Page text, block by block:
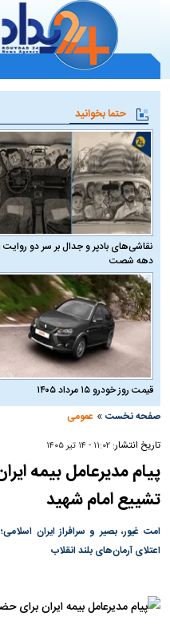
حتما بخوانید
نقاشی‌های بادپر و جدال بر سر دو روایت
دهه شصت
قیمت روز خودرو ۱۵ مرداد ۱۴۰۵
صفحه نخست » عمومی
تاریخ انتشار:۱۱:۰۲ - ۱۴ تير ۱۴۰۵
پیام مدیرعامل بیمه
تشییع امام شهید
امت غیور، بصیر و سرافراز ایران
اعتلای آرمان‌های بلند انقلاب